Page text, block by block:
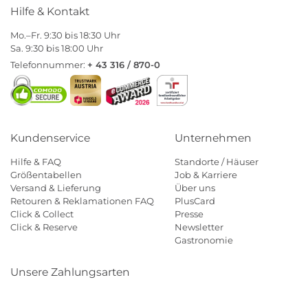
Hilfe & Kontakt
Mo.–Fr. 9:30 bis 18:30 Uhr
Sa. 9:30 bis 18:00 Uhr
Telefonnummer: + 43 316 / 870-0
Kundenservice
Hilfe & FAQ
Größentabellen
Versand & Lieferung
Retouren & Reklamationen FAQ
Click & Collect
Click & Reserve
Unternehmen
Standorte / Häuser
Job & Karriere
Über uns
PlusCard
Presse
Newsletter
Gastronomie
Unsere Zahlungsarten